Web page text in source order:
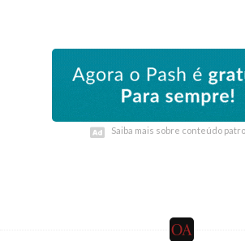
Saiba mais sobre conteúdo
Saiba mais sobre conteúdo